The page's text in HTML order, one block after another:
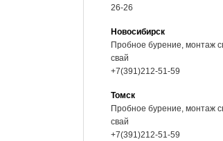
26-26
Новосибирск
Пробное бурение, монтаж
свай
+7(391)212-51-59
Томск
Пробное бурение, монтаж
свай
+7(391)212-51-59